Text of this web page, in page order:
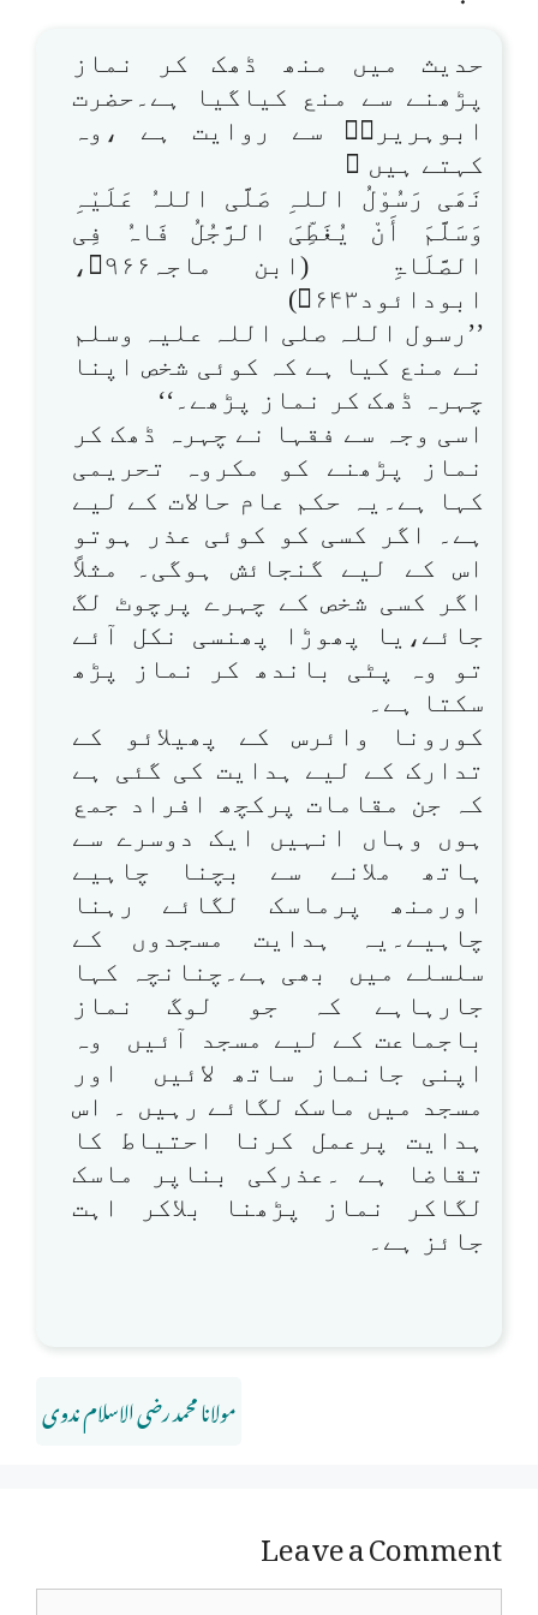
حدیث میں منھ ڈھک کر نماز
پڑھنے سے منع کیاگیا ہے۔حضرت
ابوہریرہؓ سے روایت ہے ،وہ
کہتے ہیں 
نَھَی رَسُوْلُ اللہِ صَلَّی اللہُ عَلَیْہِ
وَسَلَّمَ أَنْ یُغَطِّیَ الرَّجُلُ فَاہُ فِی
الصَّلَاۃِ (ابن ماجہ۹۶۶،
ابودائود۶۴۳)
’’رسول اللہ صلی اللہ علیہ وسلم
نے منع کیا ہے کہ کوئی شخص اپنا
چہرہ ڈھک کر نماز پڑھے۔‘‘
اسی وجہ سے فقہا نے چہرہ ڈھک کر
نماز پڑھنے کو مکروہ تحریمی
کہا ہے۔یہ حکم عام حالات کے لیے
ہے۔ اگر کسی کو کوئی عذر ہوتو
اس کے لیے گنجائش ہوگی۔ مثلاً
اگر کسی شخص کے چہرے پرچوٹ لگ
جائے،یا پھوڑا پھنسی نکل آئے
تو وہ پٹی باندھ کر نماز پڑھ
سکتا ہے۔
کورونا وائرس کے پھیلائو کے
تدارک کے لیے ہدایت کی گئی ہے
کہ جن مقامات پرکچھ افراد جمع
ہوں وہاں انہیں ایک دوسرے سے
ہاتھ ملانے سے بچنا چاہیے
اورمنھ پرماسک لگائے رہنا
چاہیے۔یہ ہدایت مسجدوں کے
سلسلے میں بھی ہے۔چنانچہ کہا
جارہاہے کہ جو لوگ نماز
باجماعت کے لیے مسجد آئیں وہ
اپنی جانماز ساتھ لائیں اور
مسجد میں ماسک لگائے رہیں ۔ اس
ہدایت پرعمل کرنا احتیاط کا
تقاضا ہے ۔عذرکی بناپر ماسک
لگاکر نماز پڑھنا بلاکر اہت
جائز ہے۔
مولانا محمد رضی الاسلام ندوی
Leave a Comment